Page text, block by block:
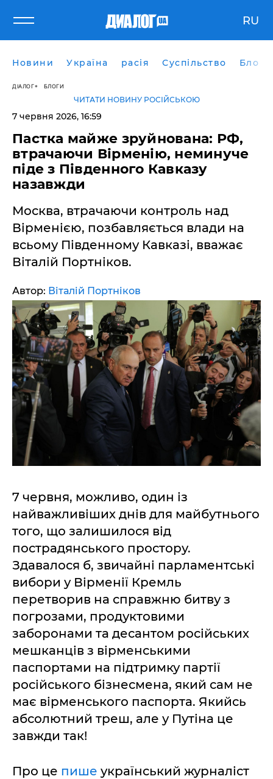
RU
Новини Україна расія Суспільство Блоги
ДІАЛОГ БЛОГИ
ЧИТАТИ НОВИНУ РОСІЙСЬКОЮ
7 червня 2026, 16:59
​Пастка майже зруйнована: РФ,
втрачаючи Вірменію, неминуче
піде з Південного Кавказу
назавжди
Москва, втрачаючи контроль над
Вірменією, позбавляється влади на
всьому Південному Кавказі, вважає
Віталій Портніков.
Автор: Віталій Портніков
7 червня, можливо, один із
найважливіших днів для майбутнього
того, що залишилося від
пострадянського простору.
Здавалося б, звичайні парламентські
вибори у Вірменії Кремль
перетворив на справжню битву з
погрозами, продуктовими
заборонами та десантом російських
мешканців з вірменськими
паспортами на підтримку партії
російського бізнесмена, який сам не
має вірменського паспорта. Якийсь
абсолютний треш, але у Путіна це
завжди так!
Про це пише український журналіст